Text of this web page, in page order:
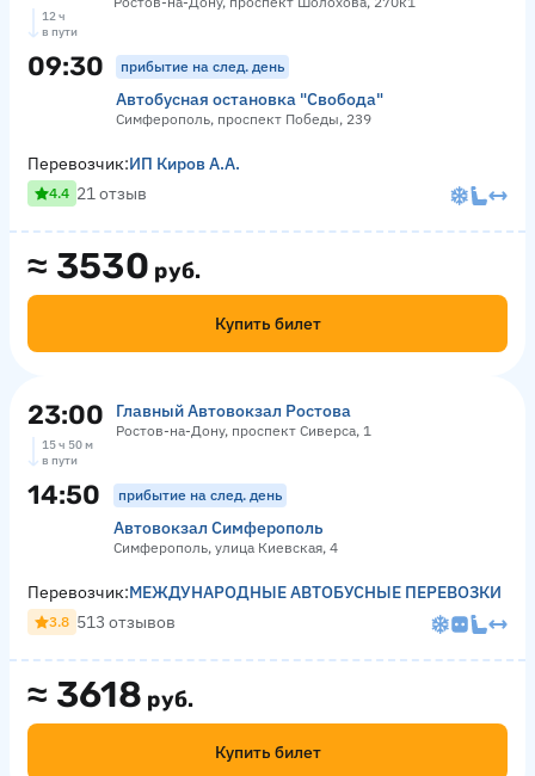
12 ч
в пути
09:30 прибытие на след. день
Автобусная остановка "Свобода"
Симферополь, проспект Победы, 239
≈ 3530 руб.
Купить билет
Перевозчик:ИП Киров А.А.
4.4 21 отзыв
23:00 Главный Автовокзал Ростова
Ростов-на-Дону, проспект Сиверса, 1
15 ч 50 м
в пути
14:50 прибытие на след. день
Автовокзал Симферополь
Симферополь, улица Киевская, 4
≈ 3618 руб.
Купить билет
Перевозчик:МЕЖДУНАРОДНЫЕ АВТОБУСНЫЕ ПЕРЕВОЗКИ
3.8 513 отзывов